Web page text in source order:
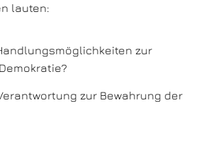
lauten:
zur
zur Bewahrung der